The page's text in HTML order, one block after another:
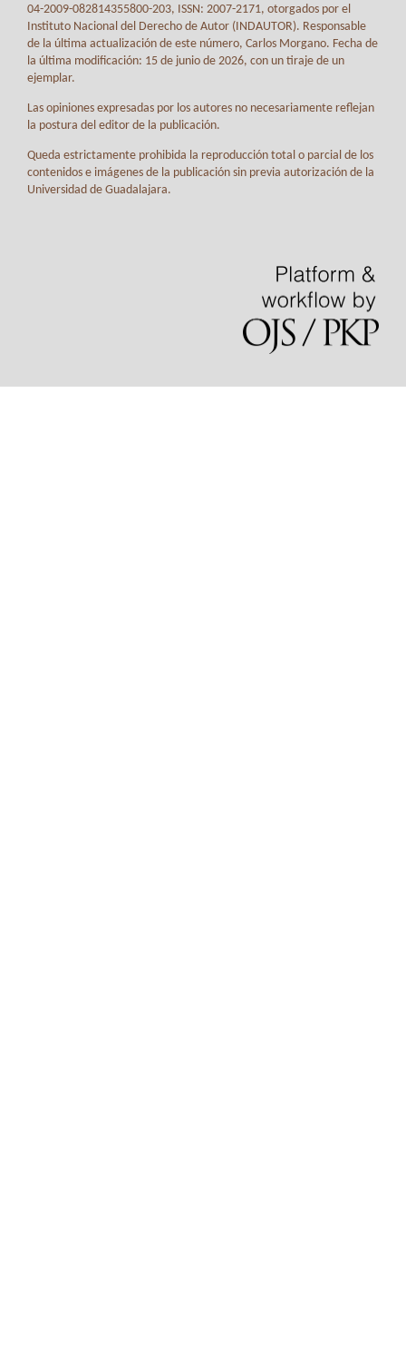
04-2009-082814355800-203, ISSN: 2007-2171, otorgados por el
Instituto Nacional del Derecho de Autor (INDAUTOR). Responsable
de la última actualización de este número, Carlos Morgano. Fecha de
la última modificación: 15 de junio de 2026, con un tiraje de un
ejemplar.
Las opiniones expresadas por los autores no necesariamente reflejan
la postura del editor de la publicación.
Queda estrictamente prohibida la reproducción total o parcial de los
contenidos e imágenes de la publicación sin previa autorización de la
Universidad de Guadalajara.